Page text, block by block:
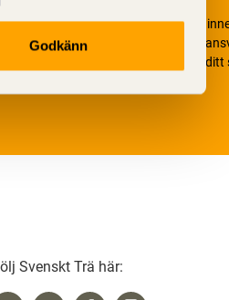
Godkänn
värnar om personlig integritet vilket
personuppgifter alltid hanteras på ett
Genom att klicka på skicka lämnar du ditt
Svenskt Trä här: